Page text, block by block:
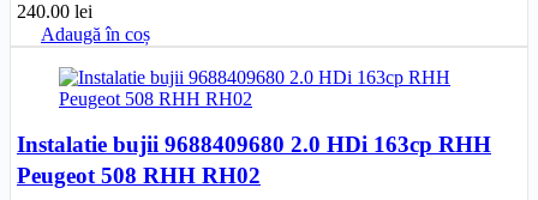
240.00 lei
Adaugă în coș
Instalatie bujii 9688409680 2.0 HDi 163cp RHH
Peugeot 508 RHH RH02